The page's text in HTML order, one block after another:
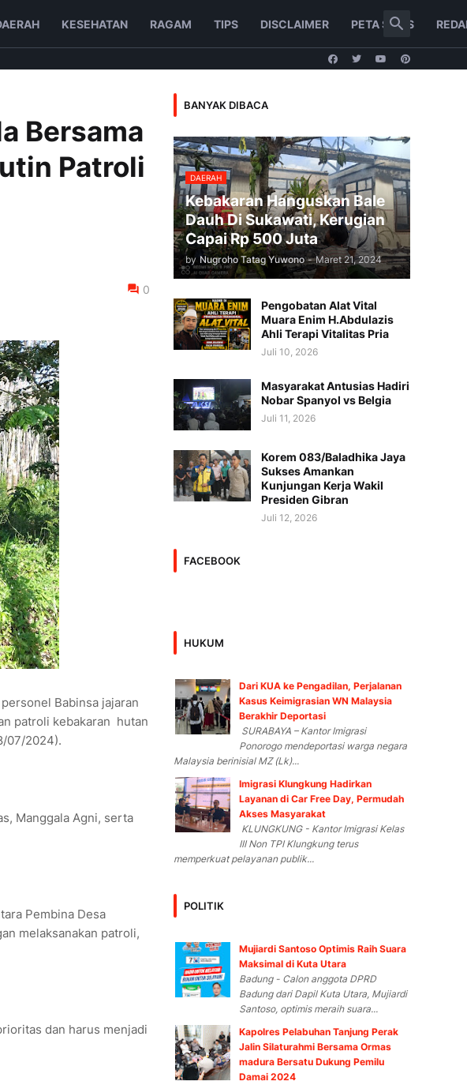
KESEHATAN RAGAM TIPS DISCLAIMER PETA SITUS
Bersama
Patroli
0
Babinsa jajaran
patroli kebakaran hutan
07/2024).
Manggala Agni, serta
Pembina Desa
melaksanakan patroli,
dan harus menjadi
BANYAK DIBACA
DAERAH
Kebakaran Hanguskan Bale
Dauh Di Sukawati, Kerugian
Capai Rp 500 Juta
by Nugroho Tatag Yuwono - Maret 21, 2024
Pengobatan Alat Vital
Muara Enim H.Abdulazis
Ahli Terapi Vitalitas Pria
Juli 10, 2026
Masyarakat Antusias Hadiri
Nobar Spanyol vs Belgia
Juli 11, 2026
Korem 083/Baladhika Jaya
Sukses Amankan
Kunjungan Kerja Wakil
Presiden Gibran
Juli 12, 2026
FACEBOOK
HUKUM
Dari KUA ke Pengadilan, Perjalanan
Kasus Keimigrasian WN Malaysia
Berakhir Deportasi
SURABAYA – Kantor Imigrasi
Ponorogo mendeportasi warga negara
Malaysia berinisial MZ (Lk)...
Imigrasi Klungkung Hadirkan
Layanan di Car Free Day, Permudah
Akses Masyarakat
KLUNGKUNG - Kantor Imigrasi Kelas
III Non TPI Klungkung terus
memperkuat pelayanan publik...
POLITIK
Mujiardi Santoso Optimis Raih Suara
Maksimal di Kuta Utara
Badung - Calon anggota DPRD
Badung dari Dapil Kuta Utara, Mujiardi
Santoso, optimis meraih suara...
Kapolres Pelabuhan Tanjung Perak
Jalin Silaturahmi Bersama Ormas
madura Bersatu Dukung Pemilu
Damai 2024